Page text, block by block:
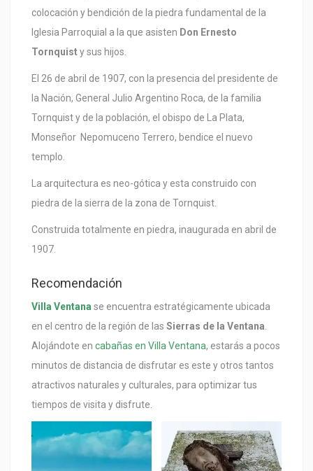
colocación y bendición de la piedra fundamental de la
Iglesia Parroquial a la que asisten Don Ernesto
Tornquisty sus hijos.
El 26 de abril de 1907, con la presencia del presidente de
la Nación, General Julio Argentino Roca, de la familia
Tornquist y de la población, el obispo de La Plata,
Monseñor Nepomuceno Terrero, bendice el nuevo
templo.
La arquitectura es neo-gótica y esta construido con
piedra de la sierra de la zona de Tornquist.
Construida totalmente en piedra, inaugurada en abril de
1907.
Recomendación
Villa Ventana se encuentra estratégicamente ubicada
en el centro de la región de las Sierras de la Ventana
Alojándote en cabañas en Villa Ventana, estarás a pocos
minutos de distancia de disfrutar es este y otros tantos
atractivos naturales y culturales, para optimizar tus
tiempos de visita y disfrute.